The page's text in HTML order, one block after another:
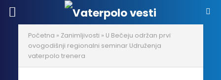
Početna » Zanimljivosti » U Bečeju održan prvi
ovogodišnji regionalni seminar Udruženja
vaterpolo trenera